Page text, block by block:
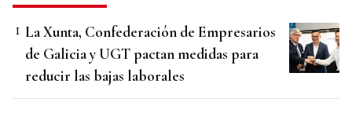
La Xunta, Confederación de Empresarios
de Galicia y UGT pactan medidas para
reducir las bajas laborales